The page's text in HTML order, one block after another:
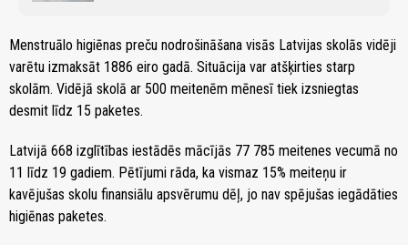
Menstruālo higiēnas preču nodrošināšana visās Latvijas skolās vidēji
varētu izmaksāt 1886 eiro gadā. Situācija var atšķirties starp
skolām. Vidējā skolā ar 500 meitenēm mēnesī tiek izsniegtas
desmit līdz 15 paketes.
Latvijā 668 izglītības iestādēs mācījās 77 785 meitenes vecumā no
11 līdz 19 gadiem. Pētījumi rāda, ka vismaz 15% meiteņu ir
kavējušas skolu finansiālu apsvērumu dēļ, jo nav spējušas iegādāties
higiēnas paketes.